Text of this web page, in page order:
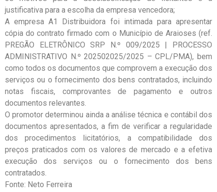
justificativa para a escolha da empresa vencedora;
A empresa A1 Distribuidora foi intimada para apresentar
cópia do contrato firmado com o Município de Araioses (ref.
PREGÃO ELETRÔNICO SRP N.º 009/2025 | PROCESSO
ADMINISTRATIVO N.º 202502025/2025 – CPL/PMA), bem
como todos os documentos que comprovem a execução dos
serviços ou o fornecimento dos bens contratados, incluindo
notas fiscais, comprovantes de pagamento e outros
documentos relevantes.
O promotor determinou ainda a análise técnica e contábil dos
documentos apresentados, a fim de verificar a regularidade
dos procedimentos licitatórios, a compatibilidade dos
preços praticados com os valores de mercado e a efetiva
execução dos serviços ou o fornecimento dos bens
contratados.
Fonte: Neto Ferreira